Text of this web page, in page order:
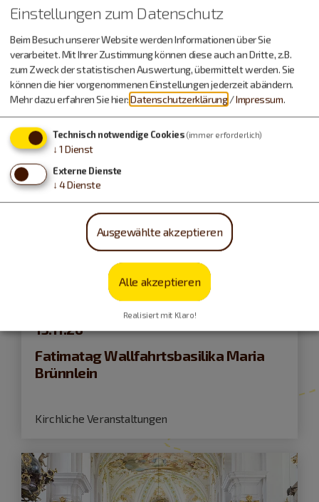
13.11.26
Fatimatag Wallfahrtsbasilika Maria
Brünnlein
Kirchliche Veranstaltungen
Einstellungen zum Datenschutz
Beim Besuch unserer Website werden Informationen über Sie
verarbeitet. Mit Ihrer Zustimmung können diese auch an Dritte, z.B.
zum Zweck der statistischen Auswertung, übermittelt werden. Sie
können die hier vorgenommenen Einstellungen jederzeit abändern.
Mehr dazu erfahren Sie hier:Datenschutzerklärung /Impressum.
Technisch notwendige Cookies (immer erforderlich)
↓ 1 Dienst
Externe Dienste
↓ 4Dienste
Ausgewählte akzeptieren
Alle akzeptieren
Realisiert mit Klaro!